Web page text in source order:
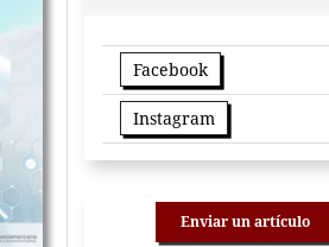
Facebook
Instagram
Enviar un artículo